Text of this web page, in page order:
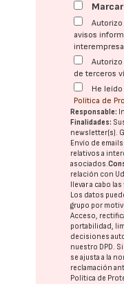
avisos
de terceros
He
Política de
Responsable:
Finalidades:
newsletter(s).
Envío de
relativos a
asociados.
relación con
llevar a cabo
Los datos
grupo por
Acceso,
portabilidad,
decisiones
nuestro DPD.
se ajusta a la
reclamación
Política de